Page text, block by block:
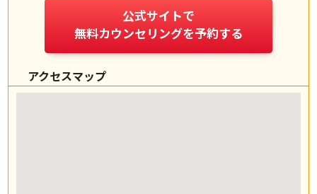
公式サイトで
無料カウンセリングを予約する
アクセスマップ